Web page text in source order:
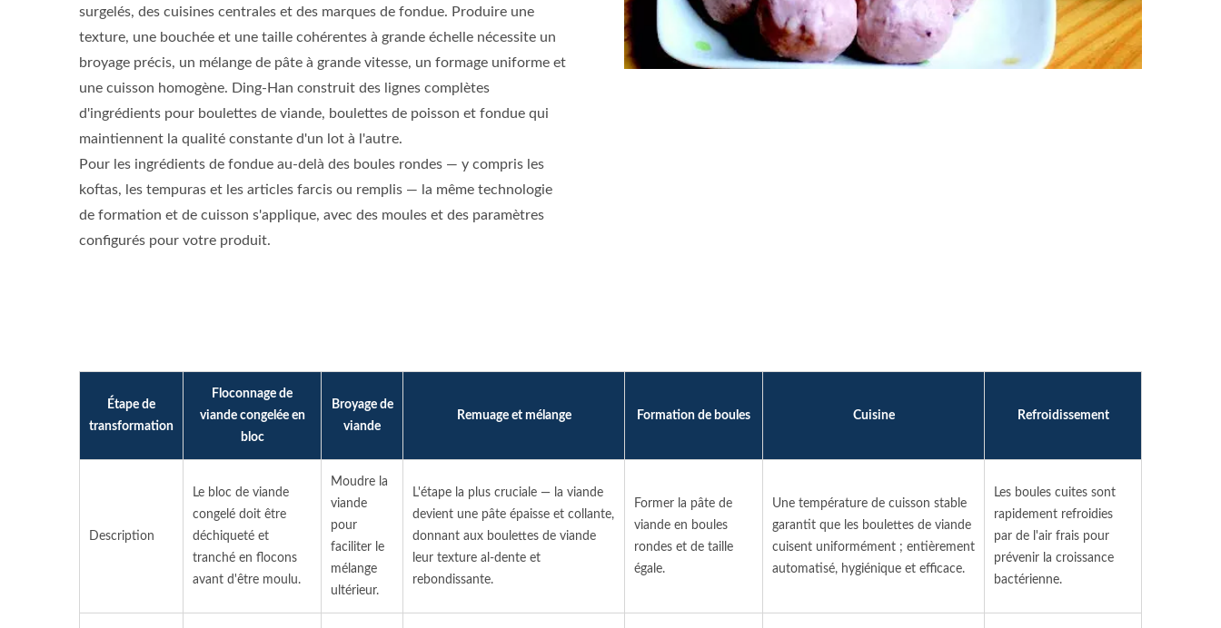
surgelés, des cuisines centrales et des marques de fondue. Produire une
texture, une bouchée et une taille cohérentes à grande échelle nécessite un
broyage précis, un mélange de pâte à grande vitesse, un formage uniforme et
une cuisson homogène. Ding-Han construit des lignes complètes
d'ingrédients pour boulettes de viande, boulettes de poisson et fondue qui
maintiennent la qualité constante d'un lot à l'autre.
Pour les ingrédients de fondue au-delà des boules rondes — y compris les
koftas, les tempuras et les articles farcis ou remplis — la même technologie
de formation et de cuisson s'applique, avec des moules et des paramètres
configurés pour votre produit.
Étape de
transformation
Floconnage de
viande congelée en
bloc
Broyage de
viande
Remuage et mélange Formation de boules Cuisine Refroidissement
Description
Le bloc de viande
congelé doit être
déchiqueté et
tranché en flocons
avant d'être moulu.
Moudre la
viande
pour
faciliter le
mélange
ultérieur.
L'étape la plus cruciale — la viande
devient une pâte épaisse et collante,
donnant aux boulettes de viande
leur texture al-dente et
rebondissante.
Former la pâte de
viande en boules
rondes et de taille
égale.
Une température de cuisson stable
garantit que les boulettes de viande
cuisent uniformément ; entièrement
automatisé, hygiénique et efficace.
Les boules cuites sont
rapidement refroidies
par de l'air frais pour
prévenir la croissance
bactérienne.